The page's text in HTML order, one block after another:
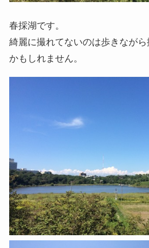
春採湖です。
綺麗に撮れてないのは歩きなが
かもしれません。